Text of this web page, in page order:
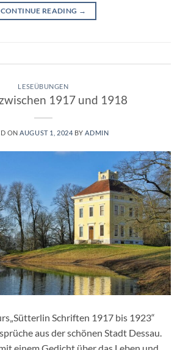
CONTINUE READING →
LESEÜBUNGEN
1917 und 1918
ONAUGUST 1, 2024 BYADMIN
Schriften 1917 bis 1923“
aus der schönen Stadt Dessau.
einem Gedicht über das Leben und